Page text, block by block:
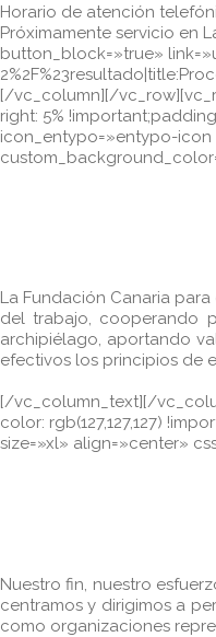
Horario de atención
Próximamente servicio en
button_block=»true»
[/vc_column][/
right: 5%
icon_entypo=»entypo-
La Fundación Canaria
del trabajo, cooperando
archipiélago, aportando
efectivos los principios de
[/vc_column_text][/
color: rgb(127,127,127)
size=»xl» align=»center»
Nuestro fin, nuestro
centramos y dirigimos a
como organizaciones